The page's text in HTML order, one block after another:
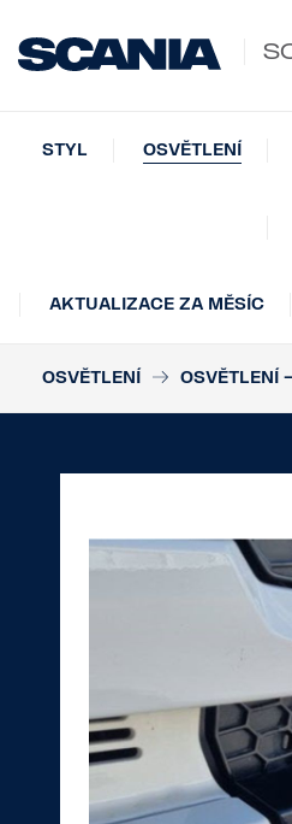
STYL OSVĚTLENÍ
AKTUALIZACE ZA MĚSÍC
OSVĚTLENÍ OSVĚTLENÍ